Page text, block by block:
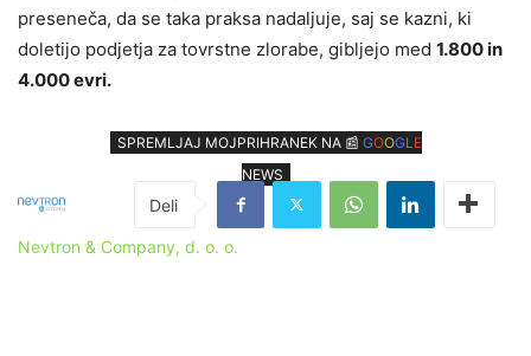
preseneča, da se taka praksa nadaljuje, saj se kazni, ki
doletijo podjetja za tovrstne zlorabe, gibljejo med 1.800 in
4.000 evri.
SPREMLJAJ MOJPRIHRANEK NA 📰 GOOGL E
NEWS
Nevtron & Company, d. o. o.